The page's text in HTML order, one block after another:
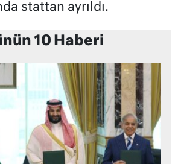
stattan ayrıldı.
10 Haberi